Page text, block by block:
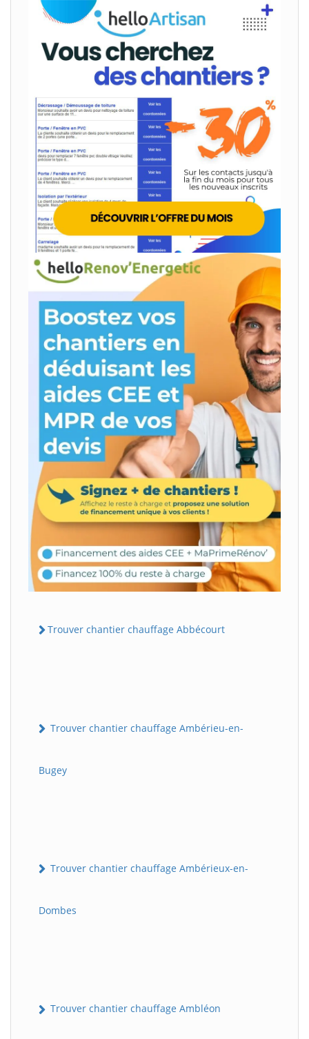
Trouver chantier chauffage Abbécourt
Trouver chantier chauffage Ambérieu-en-
Bugey
Trouver chantier chauffage Ambérieux-en-
Dombes
Trouver chantier chauffage Ambléon